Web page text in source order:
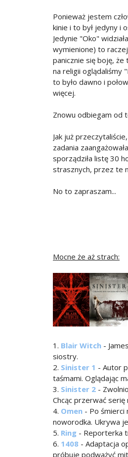
Ponieważ jestem
kinie i to był jedyny i
Jedynie "Oko"
wymienione) to
panicznie się boję,
na religii oglądaliśmy
to było dawno i
więcej.
Znowu odbiegam od
Jak już
zadania
sporządziła listę 30
strasznych, przez te
No to zapraszam...
Mocne że aż strach:
1. Blair Witch -
siostry.
2. Sinister 1 - Autor
taśmami. Oglądając
3. Sinister 2 -
Chcąc przerwać
4. Omen - Po śmierci
noworodka. Ukrywa
5. Ring - Reporterka
6. 1408 - Adaptacja
próbuje podważyć